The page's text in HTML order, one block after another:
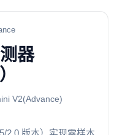
器
V2(Advance)
2.0 版本）实现零样本